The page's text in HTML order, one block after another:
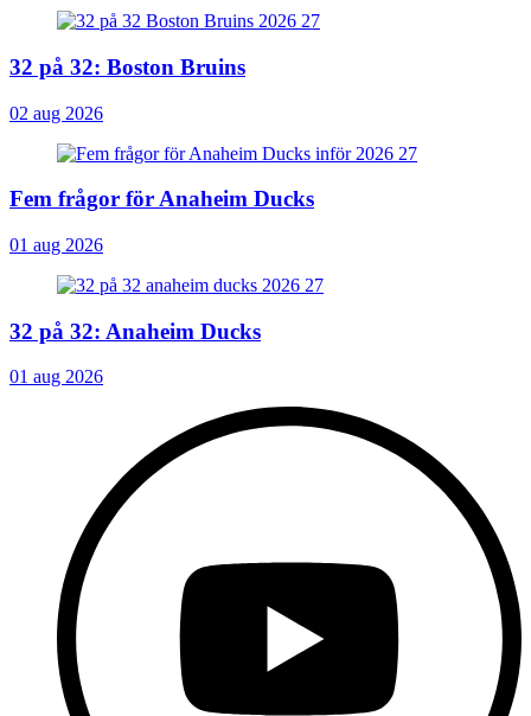
32 på 32: Boston Bruins
02 aug 2026
Fem frågor för Anaheim Ducks
01 aug 2026
32 på 32: Anaheim Ducks
01 aug 2026